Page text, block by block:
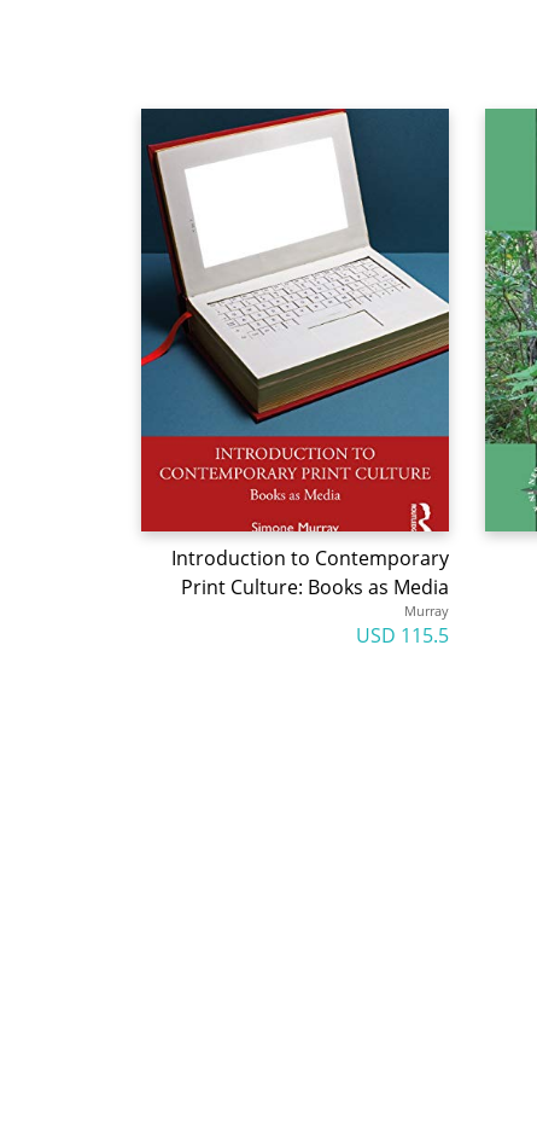
Introduction to Contemporary
Print Culture: Books as Media
Murray
115.5 USD